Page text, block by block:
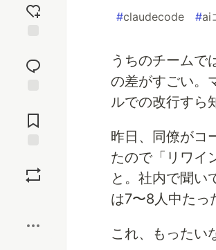
reaction
Comments
#claudecode #ai
うちのチームで
の差がすごい。
ルでの改行すら
昨日、同僚がコ
たので「リワイ
と。社内で聞い
は7〜8人中たっ
これ、もったい